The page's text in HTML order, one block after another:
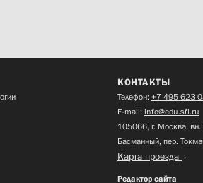
КОНТАКТЫ
Телефон: +7 495 623
E-mail: info@edu.sfi.ru
105066, г. Москва, вн.
Басманный, пер.
Карта проезда
Редактор сайта